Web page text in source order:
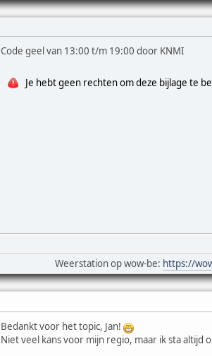
Code geel van 13:00 t/m 19:00 door KNMI
Je hebt geen rechten om deze bijlage te
Weerstation op wow-be: https://
Bedankt voor het topic, Jan!
Niet veel kans voor mijn regio, maar ik sta altijd